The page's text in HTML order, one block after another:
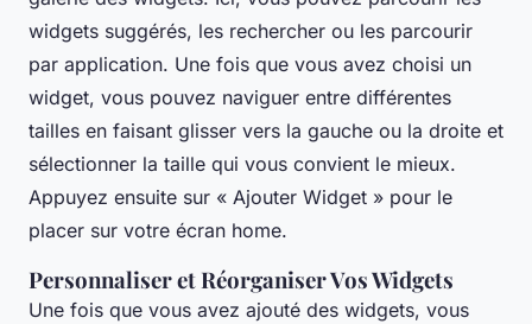
widgets suggérés, les rechercher ou les parcourir
par application. Une fois que vous avez choisi un
widget, vous pouvez naviguer entre différentes
tailles en faisant glisser vers la gauche ou la droite et
sélectionner la taille qui vous convient le mieux.
Appuyez ensuite sur « Ajouter Widget » pour le
placer sur votre écran home.
Personnaliser et Réorganiser Vos Widgets
Une fois que vous avez ajouté des widgets, vous